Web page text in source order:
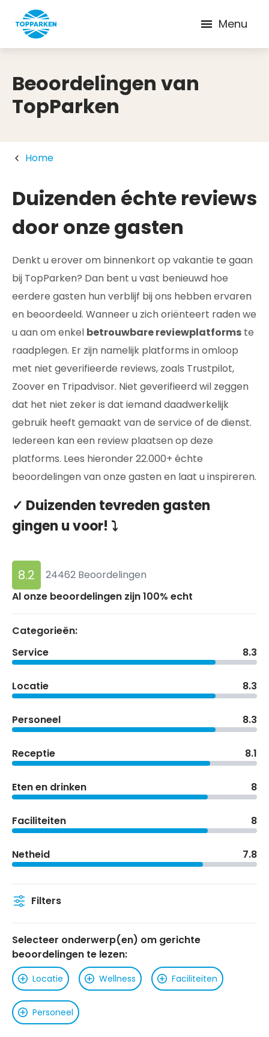
Menu
Beoordelingen van
TopParken
Home
Duizenden échte reviews
door onze gasten
Denkt u erover om binnenkort op vakantie te gaan
bij TopParken? Dan bent u vast benieuwd hoe
eerdere gasten hun verblijf bij ons hebben ervaren
en beoordeeld. Wanneer u zich oriënteert raden we
u aan om enkel betrouwbare reviewplatforms te
raadplegen. Er zijn namelijk platforms in omloop
met niet geverifieerde reviews, zoals Trustpilot,
Zoover en Tripadvisor. Niet geverifieerd wil zeggen
dat het niet zeker is dat iemand daadwerkelijk
gebruik heeft gemaakt van de service of de dienst.
Iedereen kan een review plaatsen op deze
platforms. Lees hieronder 22.000+ échte
beoordelingen van onze gasten en laat u inspireren.
✓ Duizenden tevreden gasten
gingen u voor! ⤵
8.2
24462 Beoordelingen
Al onze beoordelingen zijn 100% echt
Categorieën:
Service
8.3
Locatie 8.3
Personeel 8.3
Receptie 8.1
Eten en drinken 8
Faciliteiten 8
Netheid 7.8
Filters
Selecteer onderwerp(en) om gerichte
beoordelingen te lezen:
Locatie Wellness Faciliteiten
Personeel